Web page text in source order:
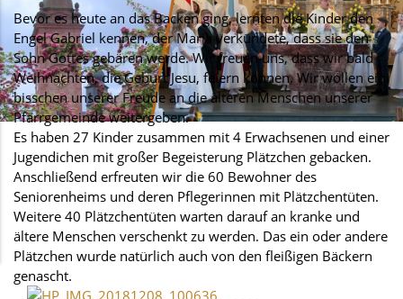
Bevor es heute an das Backen ging, lernten die Kinder den
Engel Gabriel kennen, der Maria verkündete, dass sie den
Sohn Gottes gebären werde. Wir freuen uns, dass wir bald
Weihnachten, die Geburt Jesu, feiern können. Wir wollen ein
bisschen unserer Freude an die älteren Menschen unserer
Pfarrgemeinde weitergeben.
Es haben 27 Kinder zusammen mit 4 Erwachsenen und einer
Jugendichen mit großer Begeisterung Plätzchen gebacken.
Anschließend erfreuten wir die 60 Bewohner des
Seniorenheims und deren Pflegerinnen mit Plätzchentüten.
Weitere 40 Plätzchentüten warten darauf an kranke und
ältere Menschen verschenkt zu werden. Das ein oder andere
Plätzchen wurde natürlich auch von den fleißigen Bäckern
genascht.